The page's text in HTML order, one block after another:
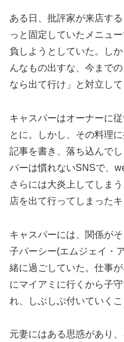
ある日、批評家が来店す
っと固定していたメニュ
負しようとしていた。し
んなもの出すな、今まで
なら出て行け」と対立して
キャスパーはオーナーに
とに。しかし、その料理
記事を書き、落ち込んで
パーは慣れないSNSで、
さらには大炎上してしま
店を出て行ってしまったキ
キャスパーには、関係が
子パーシー(エムジェイ・
緒に過ごしていた。仕事
にマイアミに行くから子
れ、しぶしぶ付いていくこ
元妻にはある思惑があり